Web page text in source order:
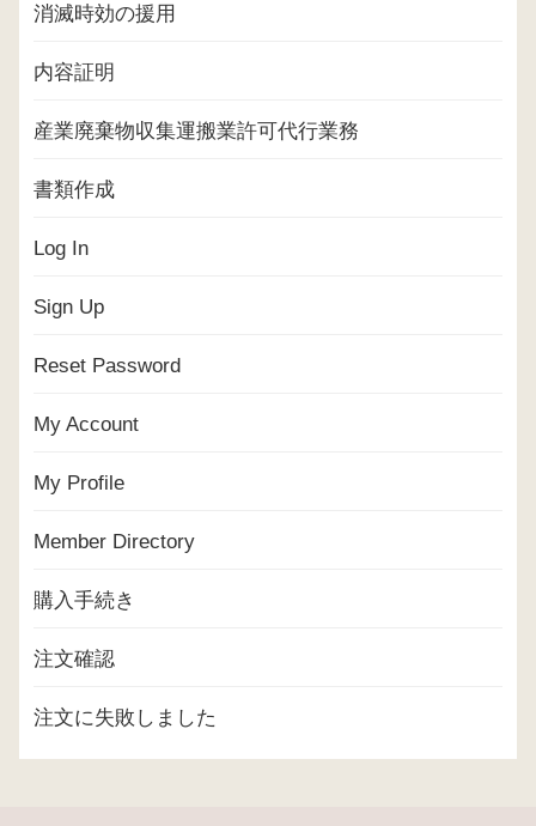
消滅時効の援用
内容証明
産業廃棄物収集運搬業許可代行業務
書類作成
Log In
Sign Up
Reset Password
My Account
My Profile
Member Directory
購入手続き
注文確認
注文に失敗しました